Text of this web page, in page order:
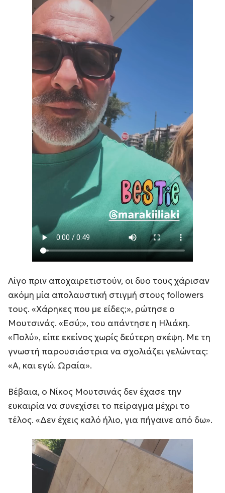
Λίγο πριν αποχαιρετιστούν, οι δυο τους χάρισαν
ακόμη μία απολαυστική στιγμή στους followers
τους. «Χάρηκες που με είδες;», ρώτησε ο
Μουτσινάς. «Εσύ;», του απάντησε η Ηλιάκη.
«Πολύ», είπε εκείνος χωρίς δεύτερη σκέψη. Με τη
γνωστή παρουσιάστρια να σχολιάζει γελώντας:
«Α, και εγώ. Ωραία».
Βέβαια, ο Νίκος Μουτσινάς δεν έχασε την
ευκαιρία να συνεχίσει το πείραγμα μέχρι το
τέλος. «Δεν έχεις καλό ήλιο, για πήγαινε από δω».